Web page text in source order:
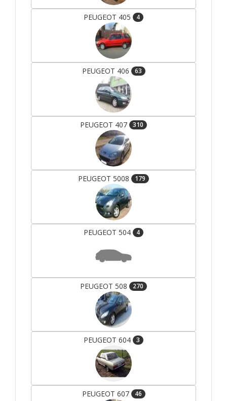
PEUGEOT 405 4
PEUGEOT 406 63
PEUGEOT 407 310
PEUGEOT 5008 179
PEUGEOT 504 4
PEUGEOT 508 270
PEUGEOT 604 3
PEUGEOT 607 46